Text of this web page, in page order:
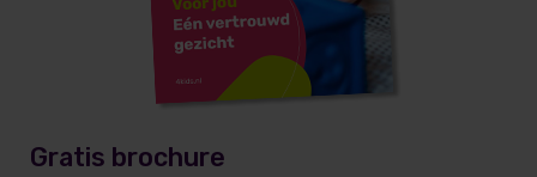
Gratis brochure